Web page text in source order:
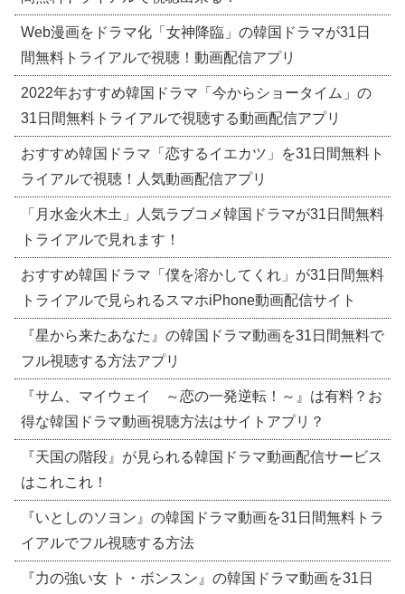
Web漫画をドラマ化「女神降臨」の韓国ドラマが31日
間無料トライアルで視聴！動画配信アプリ
2022年おすすめ韓国ドラマ「今からショータイム」の
31日間無料トライアルで視聴する動画配信アプリ
おすすめ韓国ドラマ「恋するイエカツ」を31日間無料ト
ライアルで視聴！人気動画配信アプリ
「月水金火木土」人気ラブコメ韓国ドラマが31日間無料
トライアルで見れます！
おすすめ韓国ドラマ「僕を溶かしてくれ」が31日間無料
トライアルで見られるスマホiPhone動画配信サイト
『星から来たあなた』の韓国ドラマ動画を31日間無料で
フル視聴する方法アプリ
『サム、マイウェイ ～恋の一発逆転！～』は有料？お
得な韓国ドラマ動画視聴方法はサイトアプリ？
『天国の階段』が見られる韓国ドラマ動画配信サービス
はこれこれ！
『いとしのソヨン』の韓国ドラマ動画を31日間無料トラ
イアルでフル視聴する方法
『力の強い女 ト・ボンスン』の韓国ドラマ動画を31日